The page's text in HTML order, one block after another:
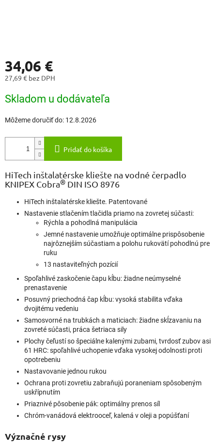
34,06 €
27,69 € bez DPH
cena:
Skladom u dodávateľa
Môžeme doručiť do: 12.8.2026
Pridať do košíka
HiTech inštalatérske kliešte na vodné čerpadlo
KNIPEX Cobra® DIN ISO 8976
HiTech inštalatérske kliešte. Patentované
Nastavenie stlačením tlačidla priamo na zovretej súčasti:
Rýchla a pohodlná manipulácia
Jemné nastavenie umožňuje optimálne prispôsobenie
najrôznejším súčastiam a polohu rukovätí pohodlnú pre
ruku
13 nastaviteľných pozícií
Spoľahlivé zaskočenie čapu kĺbu: žiadne neúmyselné
prenastavenie
Posuvný priechodná čap kĺbu: vysoká stabilita vďaka
dvojitému vedeniu
Samosvorné na trubkách a maticiach: žiadne skĺzavaniu na
zovreté súčasti, práca šetriaca sily
Plochy čeľustí so špeciálne kalenými zubami, tvrdosť zubov asi
61 HRC: spoľahlivé uchopenie vďaka vysokej odolnosti proti
opotrebeniu
Nastavovanie jednou rukou
Ochrana proti zovretiu zabraňujú poraneniam spôsobeným
uskřípnutím
Priaznivé pôsobenie pák: optimálny prenos síl
Chróm-vanádová elektrooceľ, kalená v oleji a popúšťaní
Význačné rysy